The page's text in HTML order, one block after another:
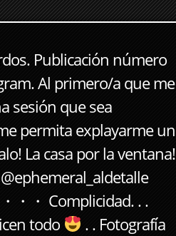
Publicación número
Al primero/a que me
sesión que sea
permita explayarme un
La casa por la ventana!
・・ Complicidad. . .
todo
. . Fotografía